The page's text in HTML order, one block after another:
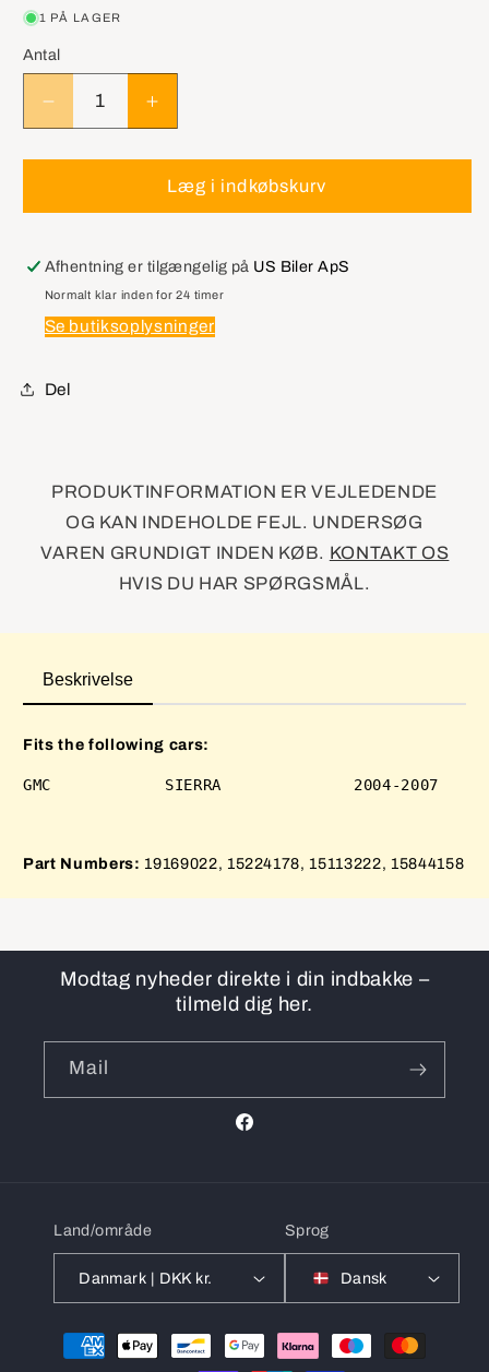
1 PÅ LAGER
Antal
Reducer
antallet
for
15113222
Assembly,
Tail
Øg
antallet
for
GM
15113222
Assembly,
Tail
Læg i indkøbskurv
Afhentning er tilgængelig på US Biler ApS
Normalt klar inden for 24 timer
Se butiksoplysninger
Del
PRODUKTINFORMATION ER VEJLEDENDE
OG KAN INDEHOLDE FEJL. UNDERSØG
VAREN GRUNDIGT INDEN KØB. KONTAKT OS
HVIS DU HAR SPØRGSMÅL.
Beskrivelse
Fits the following cars:
Part Numbers: 19169022, 15224178, 15113222, 15844158
Modtag nyheder direkte i din indbakke –
tilmeld dig her.
Mail
Facebook
Land/område
Danmark | DKK kr.
Sprog
Dansk
Betalingsmetoder